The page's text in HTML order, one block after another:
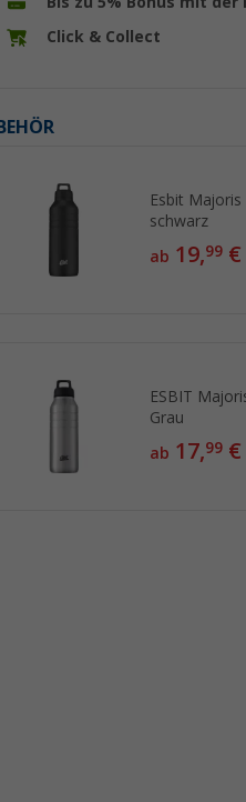
Click & Collect
Esbit
schwarz
ab 19,99 €
ESBIT
Grau
ab 17,99 €
€
13, 99€